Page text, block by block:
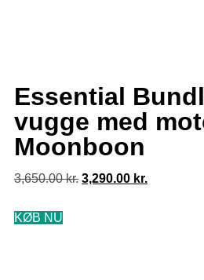
Essential
vugge med
Moonboon
3,650.00kr. 3,290.00 kr.
KØB NU